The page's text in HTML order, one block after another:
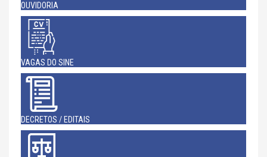
OUVIDORIA
VAGAS DO SINE
DECRETOS / EDITAIS